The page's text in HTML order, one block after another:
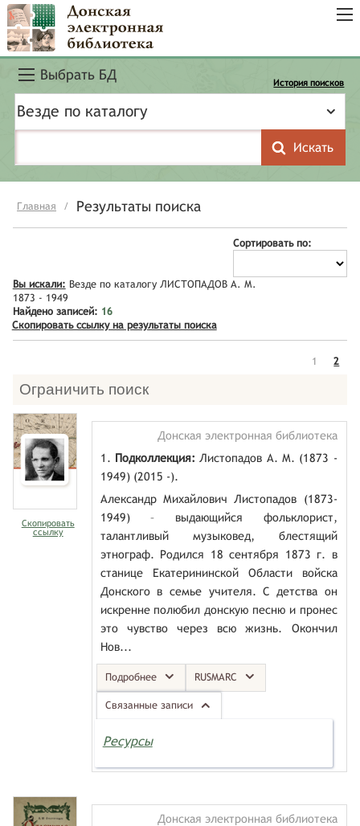
Выбрать БД История поисков
Везде по каталогу
Главная / Результаты поиска
Сортировать по:
Вы искали: Везде по каталогу ЛИСТОПАДОВ А. М.
1873 - 1949
Найдено записей: 16
Скопировать ссылку на результаты поиска
1 2
Ограничить поиск
Скопировать
ссылку
Донская электронная библиотека
1. Подколлекция:Листопадов А. М. (1873 -
1949) (2015 -).
Александр Михайлович Листопадов (1873-
1949) – выдающийся фольклорист,
талантливый музыковед, блестящий
этнограф. Родился 18 сентября 1873 г. в
станице Екатерининской Области войска
Донского в семье учителя. С детства он
искренне полюбил донскую песню и пронес
это чувство через всю жизнь. Окончил
Нов...
Подробнее RUSMARC
Связанные записи
Ресурсы
Донская электронная библиотека